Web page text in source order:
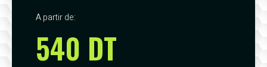
A partir de:
540 DT